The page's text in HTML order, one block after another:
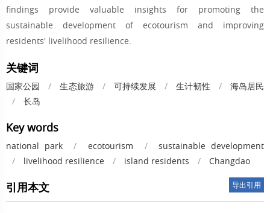
findings provide valuable insights for promoting the
sustainable development of ecotourism and improving
residents' livelihood resilience.
关键词
国家公园 / 生态旅游 / 可持续发展 / 生计韧性 /
海岛居民
/
长岛
Key words
national park / ecotourism /
sustainable development
/
livelihood resilience / island residents / Changdao
引用本文 导出引用